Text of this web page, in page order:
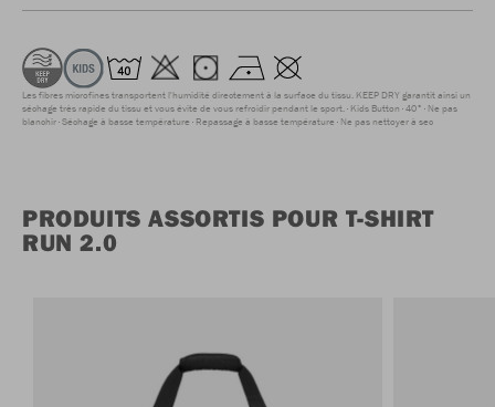
Les fibres microfines transportent l'humidité directement à la surface du tissu. KEEP DRY garantit ainsi un
séchage très rapide du tissu et vous évite de vous refroidir pendant le sport. Kids Button 40° Ne pas
blanchir Séchage à basse température Repassage à basse température Ne pas nettoyer à sec
PRODUITS ASSORTIS POUR T-SHIRT
RUN 2.0